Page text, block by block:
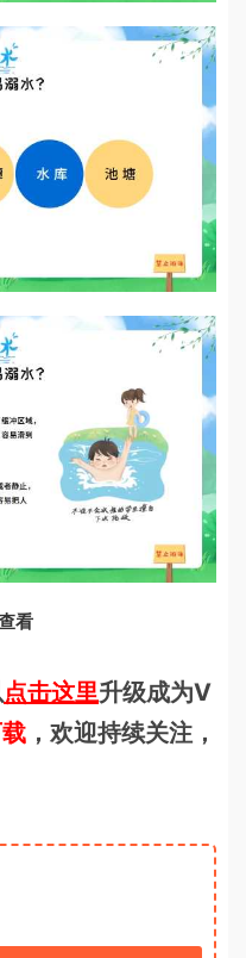
看
点击这里升级成为V
，欢迎持续关注，